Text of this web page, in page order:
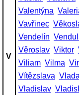
V
Valentýna
Vavřinec
Vendelín
Věroslav Viktor
Viliam Vilma
Vítězslava
Vladislav